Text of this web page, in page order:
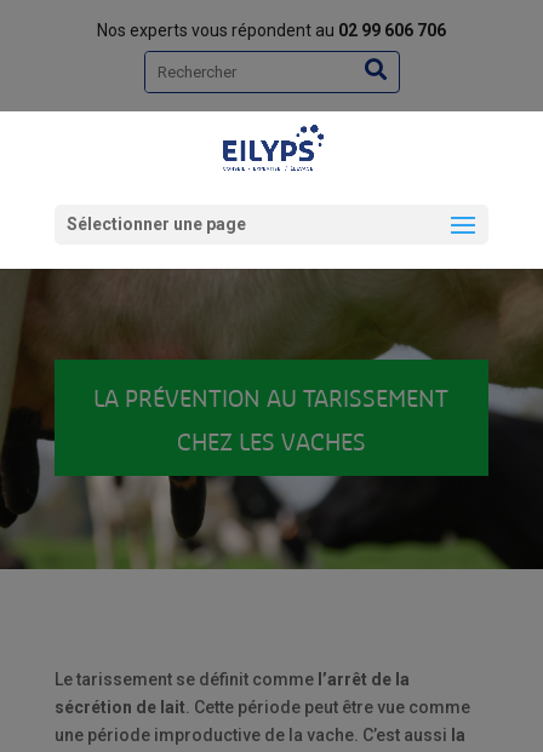
Nos experts vous répondent au 02 99 606 706
Rechercher
Sélectionner une page
LA PRÉVENTION AU TARISSEMENT
CHEZ LES VACHES
Le tarissement se définit comme l’arrêt de la
sécrétion de lait . Cette période peut être vue comme
une période improductive de la vache. C’est aussi la